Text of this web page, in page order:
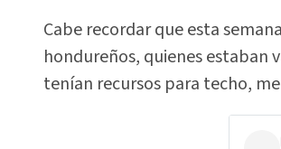
Cabe recordar que esta
hondureños, quienes estaban
tenían recursos para techo,